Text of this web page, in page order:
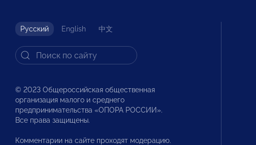
Русский English 中文
© 2023 Общероссийская общественная
организация малого и среднего
предпринимательства «ОПОРА РОССИИ».
Все права защищены.
Комментарии на сайте проходят модерацию.